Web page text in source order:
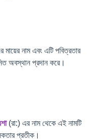
মায়ের নাম এবং এটি পবিত্রতার
অবস্থান প্রদান করে।
(রা:) এর নাম থেকে এই নামটি
প্রতীক।